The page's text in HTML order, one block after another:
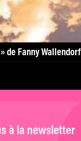
» de Fanny Wallendorf
à la newsletter